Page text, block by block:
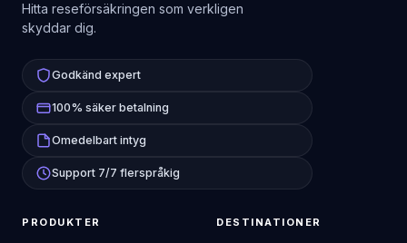
Hitta reseförsäkringen som verkligen
skyddar dig.
Godkänd expert
100% säker betalning
Omedelbart intyg
Support 7/7 flerspråkig
PRODUKTER DESTINATIONER